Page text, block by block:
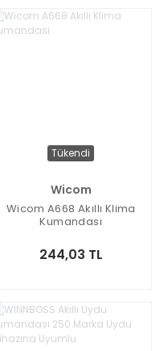
Tükendi
Wicom
Wicom A668 Akıllı Klima
Kumandası
244,03 TL